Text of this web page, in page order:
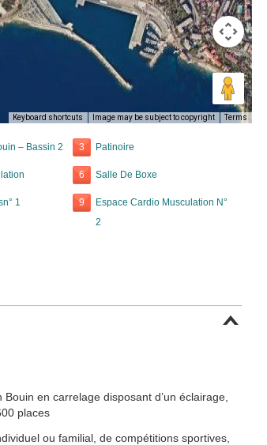
Keyboard shortcuts Image may be subject to copyright Terms
– Bassin 2 3 Patinoire
6 Salle De Boxe
1 9
Espace Cardio Musculation N°
2
en carrelage disposant d’un éclairage,
places
ou familial, de compétitions sportives,